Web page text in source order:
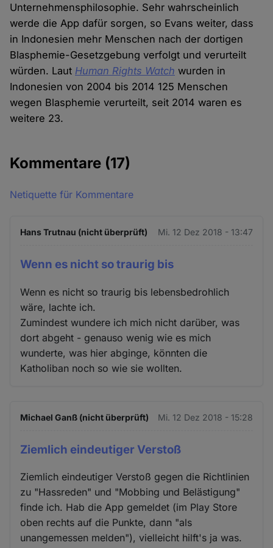
Unternehmensphilosophie. Sehr wahrscheinlich
werde die App dafür sorgen, so Evans weiter, dass
in Indonesien mehr Menschen nach der dortigen
Blasphemie-Gesetzgebung verfolgt und verurteilt
würden. Laut Human Rights Watch wurden in
Indonesien von 2004 bis 2014 125 Menschen
wegen Blasphemie verurteilt, seit 2014 waren es
weitere 23.
Kommentare (17)
Netiquette für Kommentare
Hans Trutnau (nicht überprüft) Mi. 12 Dez 2018 - 13:47
Wenn es nicht so traurig bis
Wenn es nicht so traurig bis lebensbedrohlich
wäre, lachte ich.
Zumindest wundere ich mich nicht darüber, was
dort abgeht - genauso wenig wie es mich
wunderte, was hier abginge, könnten die
Katholiban noch so wie sie wollten.
Michael Ganß (nicht überprüft) Mi. 12 Dez 2018 - 15:28
Ziemlich eindeutiger Verstoß
Ziemlich eindeutiger Verstoß gegen die Richtlinien
zu "Hassreden" und "Mobbing und Belästigung"
finde ich. Hab die App gemeldet (im Play Store
oben rechts auf die Punkte, dann "als
unangemessen melden"), vielleicht hilft's ja was.